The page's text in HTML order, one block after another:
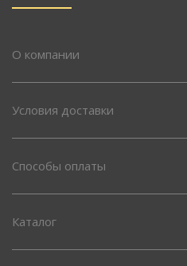
О компании
Условия доставки
Способы оплаты
Каталог